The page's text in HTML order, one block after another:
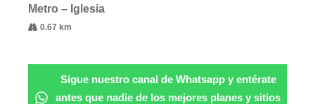
Metro – Iglesia
0.67 km
Sigue nuestro canal de Whatsapp y entérate
antes que nadie de los mejores planes y sitios